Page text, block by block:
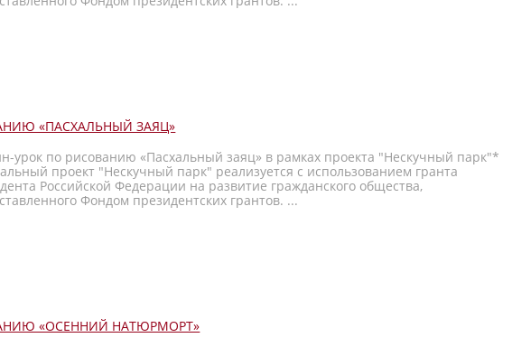
«ПАСХАЛЬНЫЙ ЗАЯЦ»
урок по рисованию «Пасхальный заяц» в рамках проекта "Нескучный парк"*
проект "Нескучный парк" реализуется с использованием гранта
Российской Федерации на развитие гражданского общества,
Фондом президентских грантов. ...
«ОСЕННИЙ НАТЮРМОРТ»